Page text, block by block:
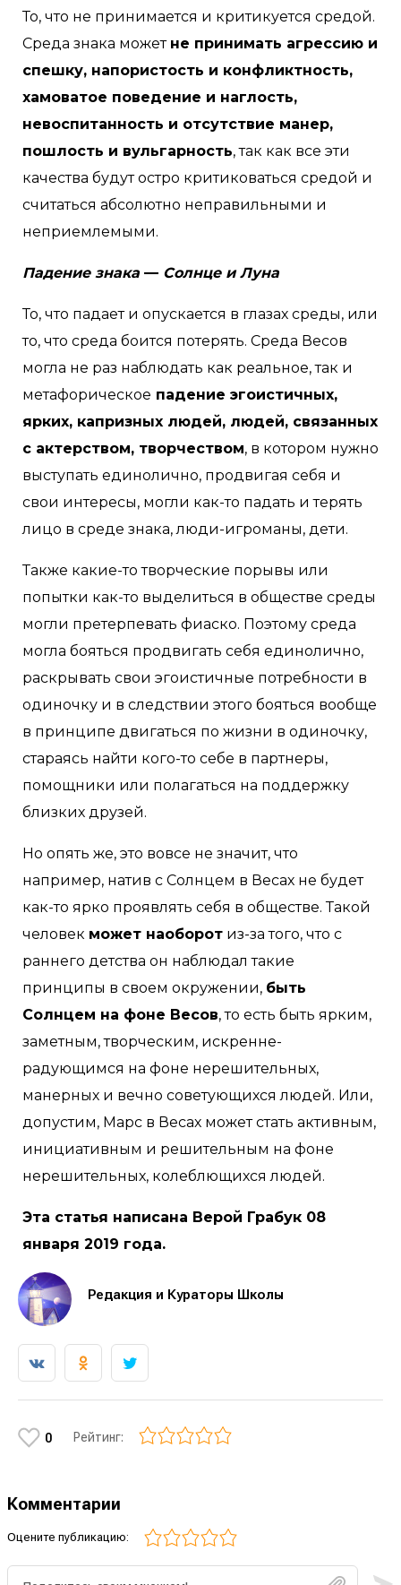
То, что не принимается и критикуется средой.
Среда знака может не принимать агрессию и
спешку, напористость и конфликтность,
хамоватое поведение и наглость,
невоспитанность и отсутствие манер,
пошлость и вульгарность, так как все эти
качества будут остро критиковаться средой и
считаться абсолютно неправильными и
неприемлемыми.
Падение знака — Солнце и Луна
То, что падает и опускается в глазах среды, или
то, что среда боится потерять. Среда Весов
могла не раз наблюдать как реальное, так и
метафорическое падение эгоистичных,
ярких, капризных людей, людей, связанных
с актерством, творчеством, в котором нужно
выступать единолично, продвигая себя и
свои интересы, могли как-то падать и терять
лицо в среде знака, люди-игроманы, дети.
Также какие-то творческие порывы или
попытки как-то выделиться в обществе среды
могли претерпевать фиаско. Поэтому среда
могла бояться продвигать себя единолично,
раскрывать свои эгоистичные потребности в
одиночку и в следствии этого бояться вообще
в принципе двигаться по жизни в одиночку,
стараясь найти кого-то себе в партнеры,
помощники или полагаться на поддержку
близких друзей.
Но опять же, это вовсе не значит, что
например, натив с Солнцем в Весах не будет
как-то ярко проявлять себя в обществе. Такой
человек может наоборот из-за того, что с
раннего детства он наблюдал такие
принципы в своем окружении, быть
Солнцем на фоне Весов, то есть быть ярким,
заметным, творческим, искренне-
радующимся на фоне нерешительных,
манерных и вечно советующихся людей. Или,
допустим, Марс в Весах может стать активным,
инициативным и решительным на фоне
нерешительных, колеблющихся людей.
Эта статья написана Верой Грабук 08
января 2019 года.
Редакция и Кураторы Школы
0 Рейтинг:
Комментарии
Оцените публикацию: